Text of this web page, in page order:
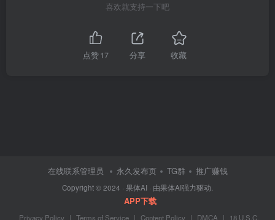
喜欢就支持一下吧
点赞17 分享 收藏
在线联系管理员 永久发布页 TG群 推广赚钱
Copyright © 2024 · 果体AI · 由果体AI强力驱动.
APP下载
Privacy Policy | Terms of Service | Content Policy | DMCA | 18 U.S.C.